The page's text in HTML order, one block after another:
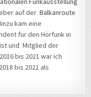
auf derBalkanroute
kam eine
für den Hörfunk in
und Mitglied der
bis 2021 war ich
bis 2021 als